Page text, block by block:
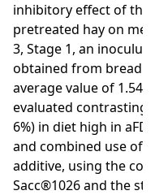
inhibitory effect of
pretreated hay on
3, Stage 1, an
obtained from
average value of 1.54
evaluated contrasting
6%) in diet high in
and combined use of
additive, using the
Sacc®1026 and the